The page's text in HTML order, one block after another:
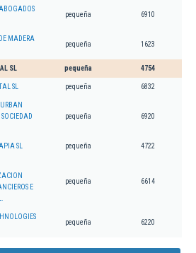
pequeña 6910
MADERA
pequeña 1623
SL pequeña 4754
SL pequeña 6832
SOCIEDAD
pequeña 6920
SL pequeña 4722
E
pequeña 6614
pequeña 6220